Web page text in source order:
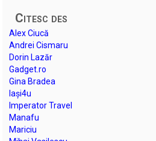
Citesc des
Alex Ciucă
Andrei Cismaru
Dorin Lazăr
Gadget.ro
Gina Bradea
Iași4u
Imperator Travel
Manafu
Mariciu